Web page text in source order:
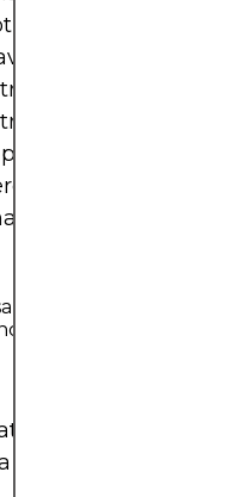
es operar con una
clara, una
de los riesgos y
que pueda
sin afectar su
una tasa de éxito
juntas
o condición
tipo de equilibrio